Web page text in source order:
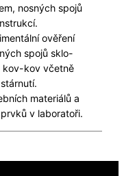
nosných spojů
ověření
spojů sklo-
kov-kov včetně
materiálů a
v laboratoři.